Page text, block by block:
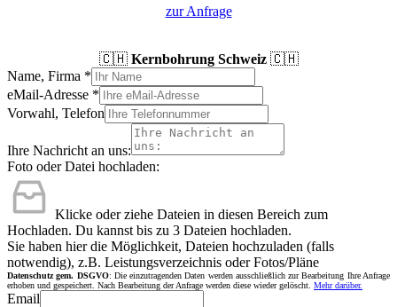
zur Anfrage
🇨🇭 Kernbohrung Schweiz🇨🇭
Name, Firma *
eMail-Adresse *
Vorwahl, Telefon
Ihre Nachricht an uns:
Foto oder Datei hochladen:
Klicke oder ziehe Dateien in diesen Bereich zum
Hochladen. Du kannst bis zu 3 Dateien hochladen.
Sie haben hier die Möglichkeit, Dateien hochzuladen (falls
notwendig), z.B. Leistungsverzeichnis oder Fotos/Pläne
Datenschutz gem. DSGVO: Die einzutragenden Daten werden ausschließlich zur Bearbeitung Ihre Anfrage
erhoben und gespeichert. Nach Bearbeitung der Anfrage werden diese wieder gelöscht. Mehr darüber.
Email